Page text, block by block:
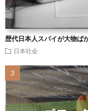
歴代日本人スパイが大物ば
日本社会